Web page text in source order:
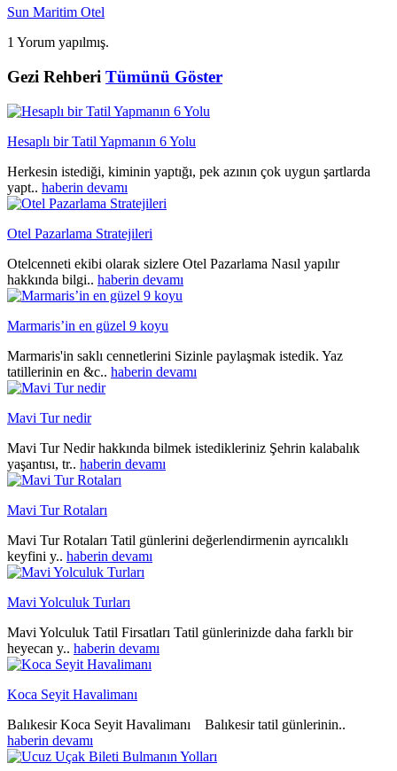
Sun Maritim Otel
1 Yorum yapılmış.
Gezi Rehberi Tümünü Göster
Hesaplı bir Tatil Yapmanın 6 Yolu
Herkesin istediği, kiminin yaptığı, pek azının çok uygun şartlarda
yapt.. haberin devamı
Otel Pazarlama Stratejileri
Otelcenneti ekibi olarak sizlere Otel Pazarlama Nasıl yapılır
hakkında bilgi.. haberin devamı
Marmaris’in en güzel 9 koyu
Marmaris'in saklı cennetlerini Sizinle paylaşmak istedik. Yaz
tatillerinin en &c.. haberin devamı
Mavi Tur nedir
Mavi Tur Nedir hakkında bilmek istedikleriniz Şehrin kalabalık
yaşantısı, tr.. haberin devamı
Mavi Tur Rotaları
Mavi Tur Rotaları Tatil günlerini değerlendirmenin ayrıcalıklı
keyfini y.. haberin devamı
Mavi Yolculuk Turları
Mavi Yolculuk Tatil Firsatları Tatil günlerinizde daha farklı bir
heyecan y.. haberin devamı
Koca Seyit Havalimanı
Balıkesir Koca Seyit Havalimanı Balıkesir tatil günlerinin..
haberin devamı